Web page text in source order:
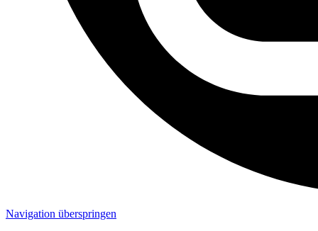
Navigation überspringen